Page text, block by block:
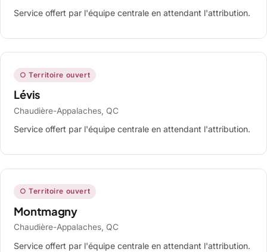
Service offert par l'équipe centrale en attendant l'attribution.
○ Territoire ouvert
Lévis
Chaudière-Appalaches, QC
Service offert par l'équipe centrale en attendant l'attribution.
○ Territoire ouvert
Montmagny
Chaudière-Appalaches, QC
Service offert par l'équipe centrale en attendant l'attribution.